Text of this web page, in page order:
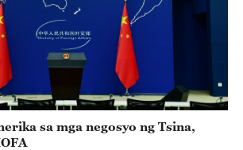
sa mga negosyo ng Tsina,